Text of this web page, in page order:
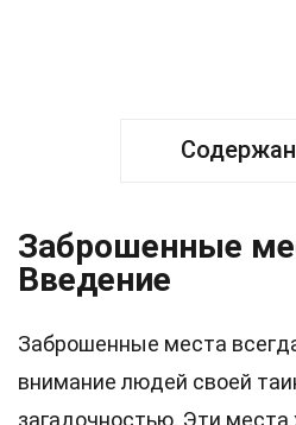
Заброшенные
Введение
Заброшенные места
внимание людей своей
загадочностью. Эти места